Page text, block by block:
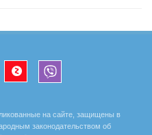
на сайте, защищены в
законодательством об